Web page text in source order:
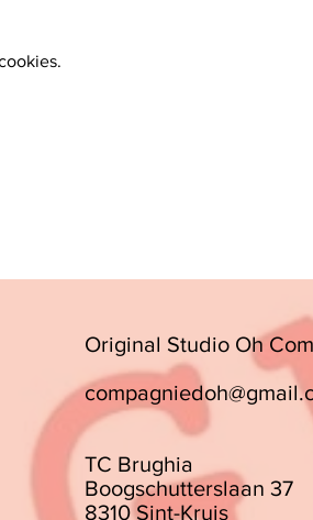
Original Studio Oh
TC Brughia
Boogschutterslaan 37
8310 Sint-Kruis